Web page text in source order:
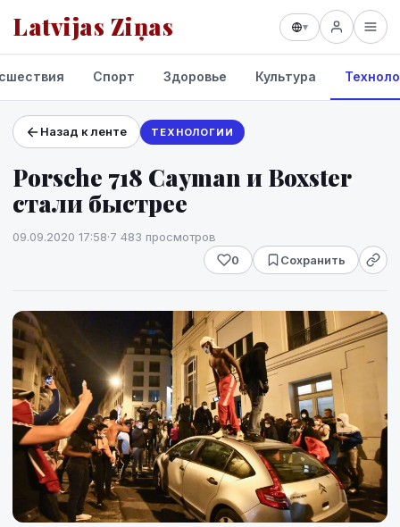
Latvijas Ziņas ▾
Проекты и сервисы
Прогноз погоды
Спорт Здоровье Культура
Назад к ленте ТЕХНОЛОГИИ
Porsche 718 Cayman и Boxster
стали быстрее
09.09.2020 17:58·7 483 просмотров
0
Сохранить